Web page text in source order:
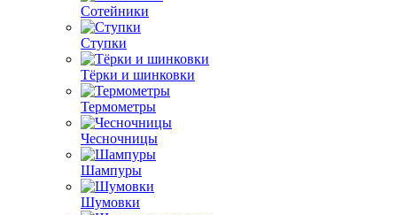
Сотейники
Ступки
Тёрки и шинковки
Термометры
Чесночницы
Шампуры
Шумовки